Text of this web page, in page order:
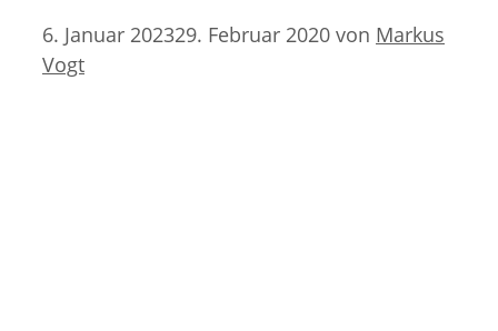
6. Januar 202329. Februar 2020 von Markus
Vogt